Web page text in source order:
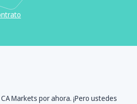
Markets por ahora. ¡Pero ustedes